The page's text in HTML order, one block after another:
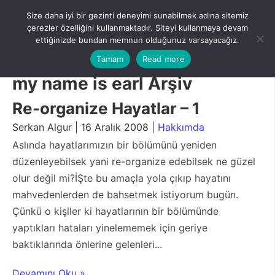
content
Menu
my name is earl Arşiv
Re-organize Hayatlar – 1
Serkan Algur | 16 Aralık 2008 | Hakkımda
Aslında hayatlarımızın bir bölümünü yeniden
düzenleyebilsek yani re-organize edebilsek ne güzel
olur değil mi?İŞte bu amaçla yola çıkıp hayatını
mahvedenlerden de bahsetmek istiyorum bugün.
Çünkü o kişiler ki hayatlarının bir bölümünde
yaptıkları hataları yinelememek için geriye
baktıklarında önlerine gelenleri...
Size daha iyi bir gezinti deneyimi sunabilmek adına sitemiz
çerezler özelliğini kullanmaktadır. Siteyi kullanmaya devam
ettiğinizde bundan memnun olduğunuz varsayacağız.
Tamam
Read more